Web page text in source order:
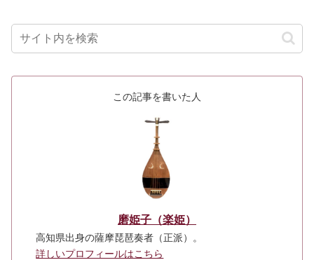
この記事を書いた人
磨姫子（楽姫）
高知県出身の薩摩琵琶奏者（正派）。
詳しいプロフィールはこちら